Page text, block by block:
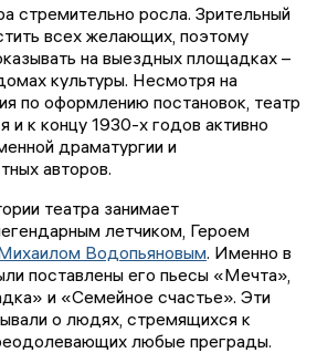
стремительно росла. Зрительный
всех желающих, поэтому
на выездных площадках –
культуры. Несмотря на
по оформлению постановок, театр
и к концу 1930-х годов активно
драматургии и
авторов.
театра занимает
летчиком, Героем
Водопьяновым. Именно в
поставлены его пьесы «Мечта»,
и «Семейное счастье». Эти
о людях, стремящихся к
любые преграды.